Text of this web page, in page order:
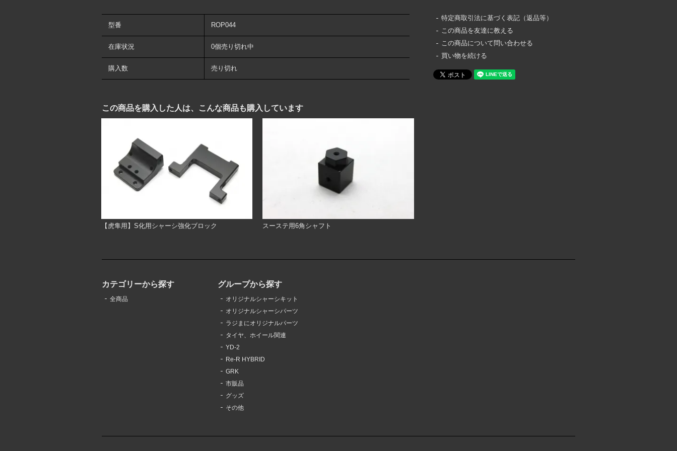
型番 ROP044
在庫状況 0個売り切れ中
購入数 売り切れ
特定商取引法に基づく表記（返品等）
この商品を友達に教える
この商品について問い合わせる
買い物を続ける
この商品を購入した人は、こんな商品も購入しています
【虎隼用】S化用シャーシ強化ブロック スーステ用6角シャフト
カテゴリーから探す
全商品
グループから探す
オリジナルシャーシキット
オリジナルシャーシパーツ
ラジまにオリジナルパーツ
タイヤ、ホイール関連
YD-2
Re-R HYBRID
GRK
市販品
グッズ
その他